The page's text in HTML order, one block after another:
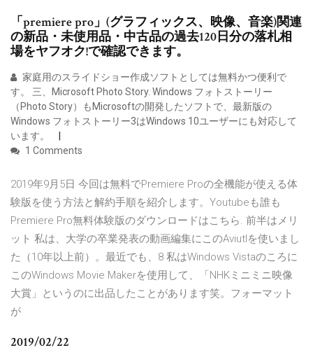
「premiere pro」(グラフィックス、映像、音楽)関連
の新品・未使用品・中古品の過去120日分の落札相
場をヤフオク!で確認できます。
家庭用のスライドショー作成ソフトとしては無料かつ便利で
す。 三、Microsoft Photo Story. Windows フォトストーリー
（Photo Story）もMicrosoftの開発したソフトで、最新版の
Windows フォトストーリー3はWindows 10ユーザーにも対応して
います。
1 Comments
2019年9月5日 今回は無料でPremiere Proの全機能が使える体
験版を使う方法と解約手順を紹介します。Youtubeも誰も
Premiere Pro無料体験版のダウンロードはこちら. 前半はメリ
ット 私は、大学の卒業発表の動画編集にこのAviutlを使いまし
た（10年以上前）。最近でも、8 私はWindows Vistaのころに
このWindows Movie Makerを使用して、「NHKミニミニ映像
大賞」というのに出品したことがあります笑。フォーマット
が
2019/02/22